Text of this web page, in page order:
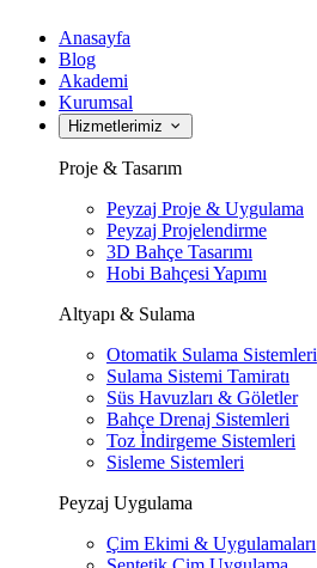
Anasayfa
Blog
Akademi
Kurumsal
Hizmetlerimiz
Proje & Tasarım
Peyzaj Proje & Uygulama
Peyzaj Projelendirme
3D Bahçe Tasarımı
Hobi Bahçesi Yapımı
Altyapı & Sulama
Otomatik Sulama Sistemleri
Sulama Sistemi Tamiratı
Süs Havuzları & Göletler
Bahçe Drenaj Sistemleri
Toz İndirgeme Sistemleri
Sisleme Sistemleri
Peyzaj Uygulama
Çim Ekimi & Uygulamaları